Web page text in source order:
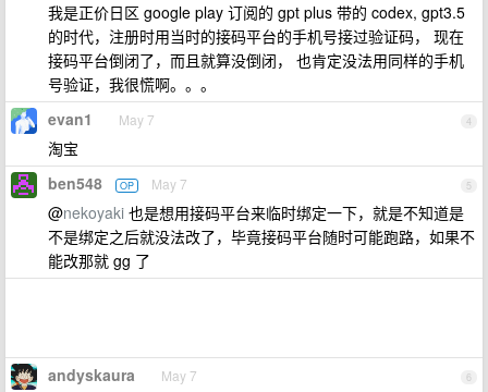
我是正价日区 google play 订阅的 gpt plus 带的 codex, gpt3.5
的时代，注册时用当时的接码平台的手机号接过验证码， 现在
接码平台倒闭了，而且就算没倒闭， 也肯定没法用同样的手机
号验证，我很慌啊。。。
4
evan1 May 7
淘宝
5
ben548 OP May 7
@nekoyaki 也是想用接码平台来临时绑定一下，就是不知道是
不是绑定之后就没法改了，毕竟接码平台随时可能跑路，如果不
能改那就 gg 了
6
andyskaura May 7